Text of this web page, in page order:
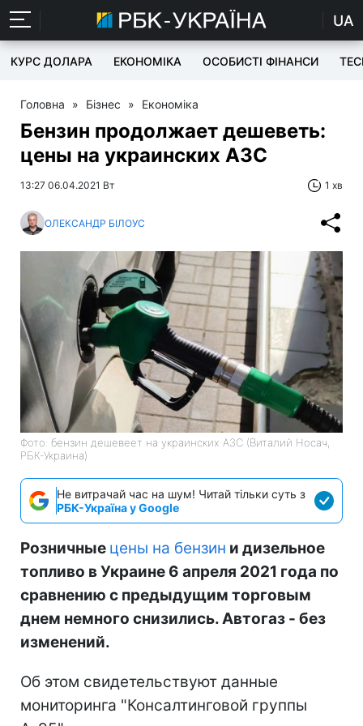
UA
КУРС ДОЛАРА ЕКОНОМІКА ОСОБИСТІ ФІНАНСИ
Головна » Бізнес » Економіка
Бензин продолжает дешеветь:
цены на украинских АЗС
13:27 06.04.2021 Вт 1 хв
ОЛЕКСАНДР БІЛОУС
Фото: бензин дешевеет на украинских АЗС (Виталий Носач,
РБК-Украина)
Не витрачай час на шум! Читай тільки суть з
РБК-Україна у Google
Розничные цены на бензин и дизельное
топливо в Украине 6 апреля 2021 года по
сравнению с предыдущим торговым
днем немного снизились. Автогаз - без
изменений.
Об этом свидетельствуют данные
мониторинга "Консалтинговой группы